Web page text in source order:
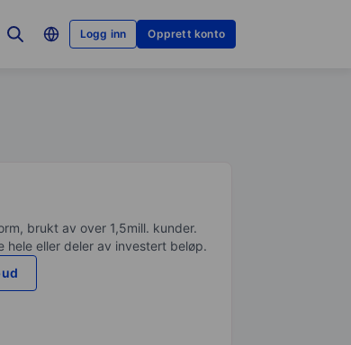
Logg inn Opprett konto
brukt av over 1,5mill. kunder.
eller deler av investert beløp.